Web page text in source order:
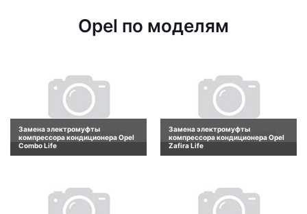
Opel по моделям
Замена электромуфты
компрессора кондиционера Opel
Combo Life
Замена электромуфты
компрессора кондиционера Opel
Zafira Life